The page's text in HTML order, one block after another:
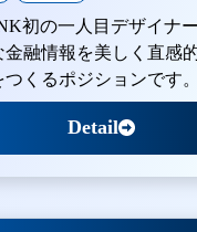
初の一人目デザイナー
金融情報を美しく直感
くるポジションです。
Detail